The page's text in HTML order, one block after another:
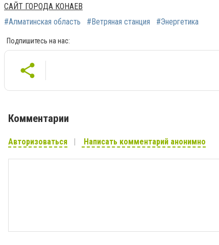
САЙТ ГОРОДА КОНАЕВ
#Алматинская область
#Ветряная станция #Энергетика
Подпишитесь на нас:
Комментарии
Авторизоваться Написать комментарий анонимно